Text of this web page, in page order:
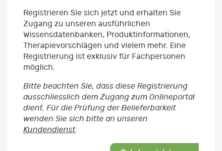
Registrieren Sie sich jetzt und erhalten Sie
Zugang zu unseren ausführlichen
Wissensdatenbanken, Produktinformationen,
Therapievorschlägen und vielem mehr. Eine
Registrierung ist exklusiv für Fachpersonen
möglich.
Bitte beachten Sie, dass diese Registrierung
ausschliesslich dem Zugang zum Onlineportal
dient. Für die Prüfung der Belieferbarkeit
wenden Sie sich bitte an unseren
Kundendienst.